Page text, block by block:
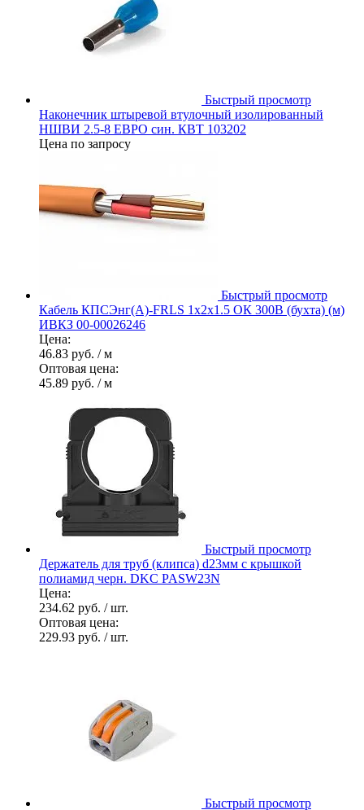
Быстрый просмотр
Наконечник штыревой втулочный изолированный
НШВИ 2.5-8 ЕВРО син. КВТ 103202
Цена по запросу
Быстрый просмотр
Кабель КПСЭнг(А)-FRLS 1х2х1.5 ОК 300В (бухта) (м)
ИВКЗ 00-00026246
Цена:
46.83 руб. / м
Оптовая цена:
45.89 руб. / м
Быстрый просмотр
Держатель для труб (клипса) d23мм с крышкой
полиамид черн. DKC PASW23N
Цена:
234.62 руб. / шт.
Оптовая цена:
229.93 руб. / шт.
Быстрый просмотр